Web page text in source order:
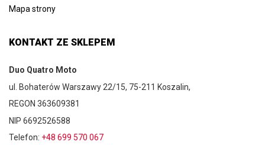
Mapa strony
KONTAKT ZE SKLEPEM
Duo Quatro Moto
ul. Bohaterów Warszawy 22/15, 75-211 Koszalin,
REGON 363609381
NIP 6692526588
Telefon: +48 699 570 067